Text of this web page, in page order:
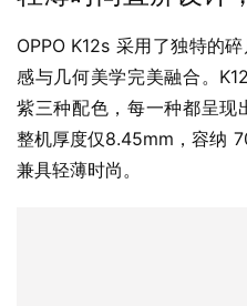
OPPO K12s 采用了独特的
感与几何美学完美融合。
紫三种配色，每一种都呈现
整机厚度仅8.45mm，容纳
兼具轻薄时尚。